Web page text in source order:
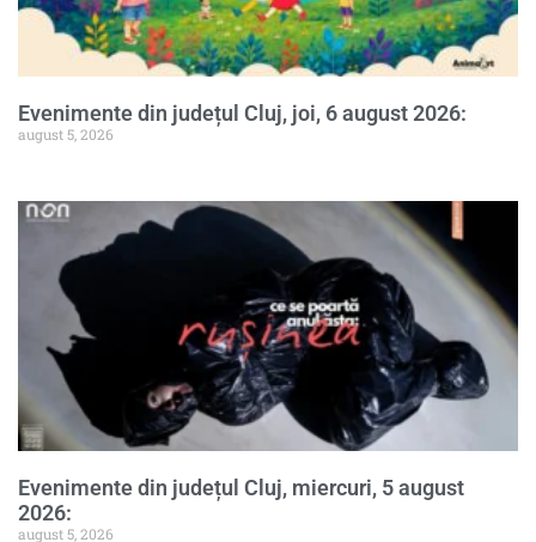
Evenimente din județul Cluj, joi, 6 august 2026:
august 5, 2026
Evenimente din județul Cluj, miercuri, 5 august
2026:
august 5, 2026